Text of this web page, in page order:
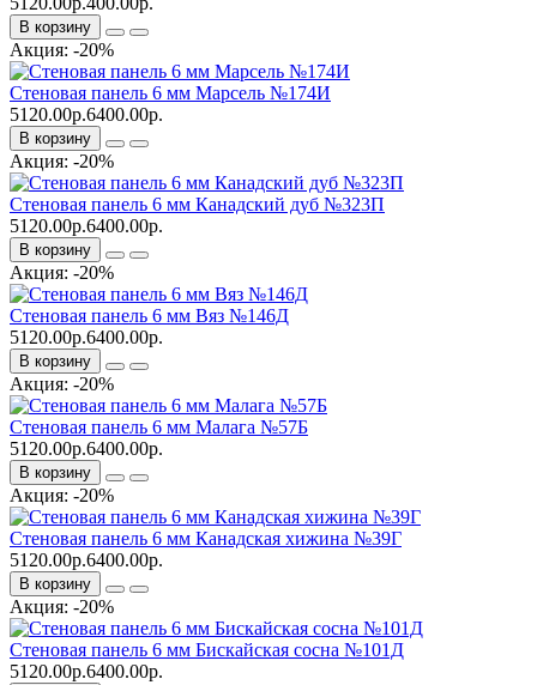
В корзину
Акция: -20%
Стеновая панель 6 мм Марсель №174И
5120.00р.6400.00р.
В корзину
Акция: -20%
Стеновая панель 6 мм Канадский дуб №323П
5120.00р.6400.00р.
В корзину
Акция: -20%
Стеновая панель 6 мм Вяз №146Д
5120.00р.6400.00р.
В корзину
Акция: -20%
Стеновая панель 6 мм Малага №57Б
5120.00р.6400.00р.
В корзину
Акция: -20%
Стеновая панель 6 мм Канадская хижина №39Г
5120.00р.6400.00р.
В корзину
Акция: -20%
Стеновая панель 6 мм Бискайская сосна №101Д
5120.00р.6400.00р.